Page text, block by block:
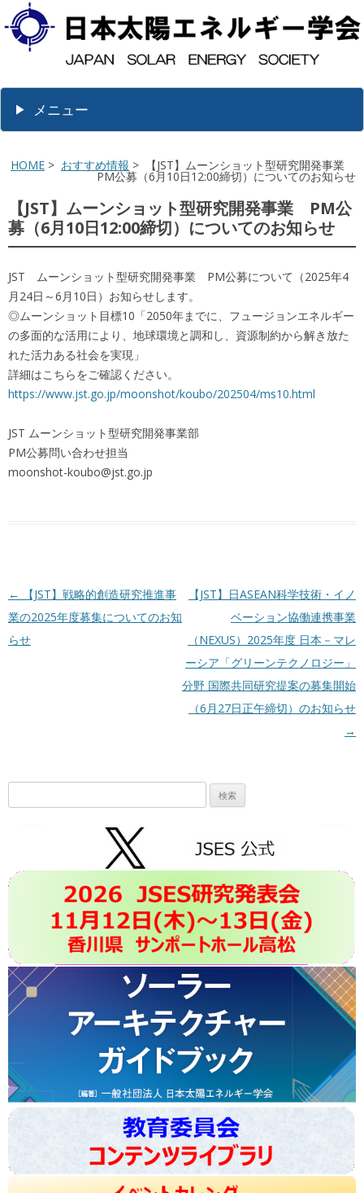
メニュー
HOME > おすすめ情報 > 【JST】ムーンショット型研究開発事業
PM公募（6月10日12:00締切）についてのお知らせ
【JST】ムーンショット型研究開発事業 PM公
募（6月10日12:00締切）についてのお知らせ
JST ムーンショット型研究開発事業 PM公募について（2025年4
月24日～6月10日）お知らせします。
◎ムーンショット目標10「2050年までに、フュージョンエネルギー
の多面的な活用により、地球環境と調和し、資源制約から解き放た
れた活力ある社会を実現」
詳細はこちらをご確認ください。
https://www.jst.go.jp/moonshot/koubo/202504/ms10.html
JST ムーンショット型研究開発事業部
PM公募問い合わせ担当
moonshot-koubo@jst.go.jp
投稿ナビゲーション
←
【JST】戦略的創造研究推進事
業の2025年度募集についてのお知
らせ
【JST】日ASEAN科学技術・イノ
ベーション協働連携事業
（NEXUS）2025年度 日本－マレ
ーシア「グリーンテクノロジー」
分野 国際共同研究提案の募集開始
（6月27日正午締切）のお知らせ
→
索: